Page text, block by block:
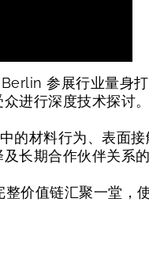
参展行业量身
进行深度技术探讨。
的材料行为、表面
长期合作伙伴关系的
整价值链汇聚一堂